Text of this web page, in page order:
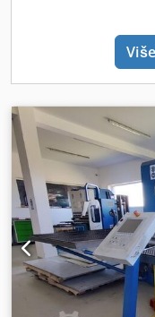
sadržaj: razni ručni
PAŽNJA: Mašina je